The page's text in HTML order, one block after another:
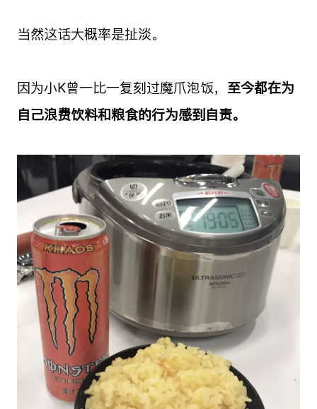
当然这话大概率是扯淡。
因为小K曾一比一复刻过魔爪泡饭， 至今都在为
自己浪费饮料和粮食的行为感到自责。